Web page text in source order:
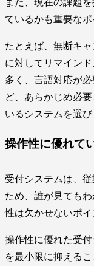
また、現在の課題
ているかも重要なポ
たとえば、無断キ
に対してリマイン
多く、言語対応が
ど、あらかじめ必
いるシステムを選び
操作性に優れて
受付システムは、
ため、誰が見ても
性は欠かせないポイ
操作性に優れた受
を最小限に抑える